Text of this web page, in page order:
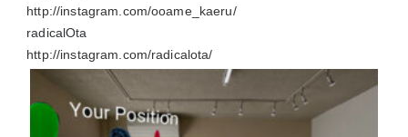
http://instagram.com/ooame_kaeru/
radicalOta
http://instagram.com/radicalota/